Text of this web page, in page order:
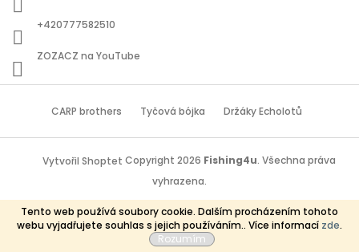
Tento web používá soubory cookie. Dalším procházením tohoto
webu vyjadřujete souhlas s jejich používáním.. Více informací zde.
Rozumím
+420777582510
ZOZACZ na YouTube
CARP brothers Tyčová bójka Držáky Echolotů
Vytvořil Shoptet Copyright 2026 Fishing4u. Všechna práva
vyhrazena.